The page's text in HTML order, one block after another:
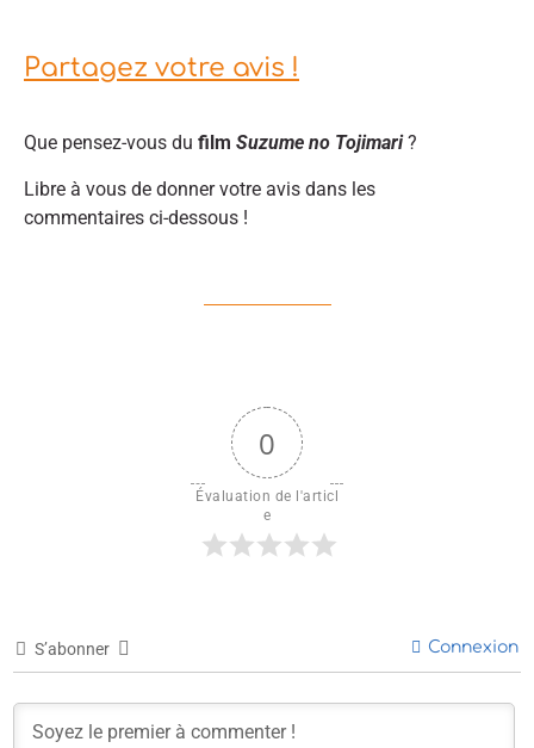
Partagez votre avis !
Que pensez-vous du film Suzume no Tojimari?
Libre à vous de donner votre avis dans les
commentaires ci-dessous !
0
Évaluation de l'articl
e
S’abonner Connexion